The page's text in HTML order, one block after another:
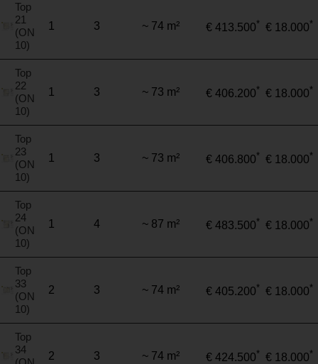
Top
21
(ON
10)
1 3 ~ 74 m² € 413.500* € 18.000*
Top
22
(ON
10)
1 3 ~ 73 m² € 406.200* € 18.000*
Top
23
(ON
10)
1 3 ~ 73 m² € 406.800* € 18.000*
Top
24
(ON
10)
1 4 ~ 87 m² € 483.500* € 18.000*
Top
33
(ON
10)
2 3 ~ 74 m² € 405.200* € 18.000*
Top
34
2 3 ~ 74 m² € 424.500* € 18.000*